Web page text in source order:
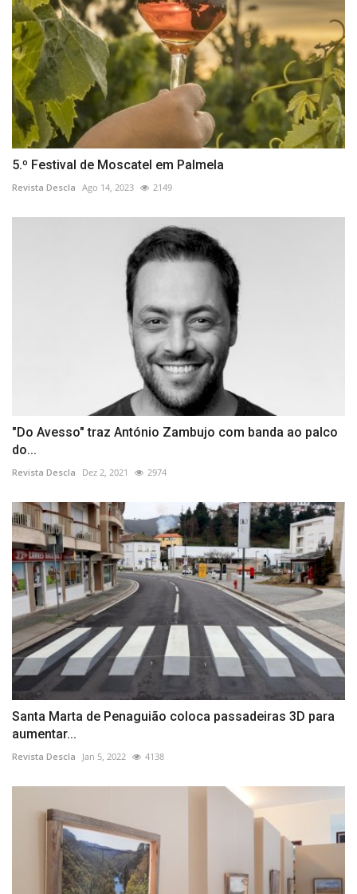
5.º Festival de Moscatel em Palmela
Revista Descla Ago 14, 2023 2149
"Do Avesso" traz António Zambujo com banda ao palco
do...
Revista Descla Dez 2, 2021 2974
Santa Marta de Penaguião coloca passadeiras 3D para
aumentar...
Revista Descla Jan 5, 2022 4138